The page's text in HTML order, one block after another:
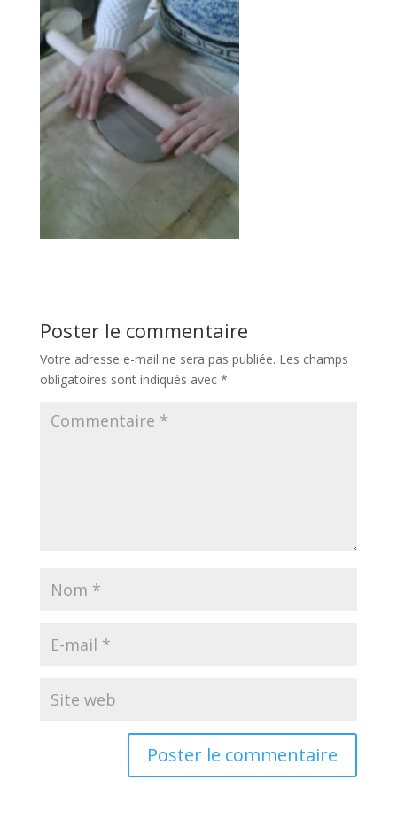
Poster le commentaire
Votre adresse e-mail ne sera pas publiée. Les champs
obligatoires sont indiqués avec *